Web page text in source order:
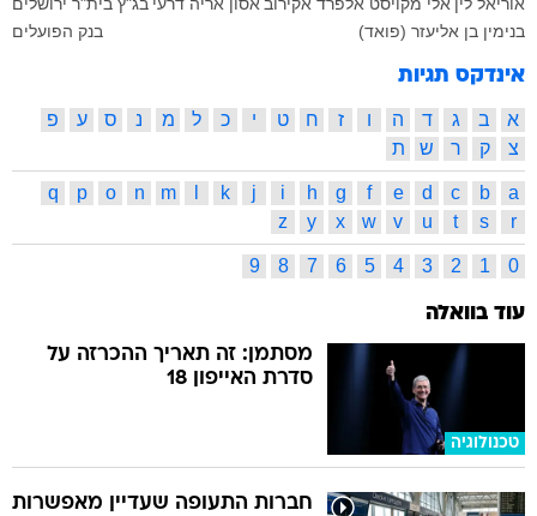
אוריאל לין אלי מקויסט אלפרד אקירוב אסון אריה דרעי בג"ץ בית"ר ירושלים
בנימין בן אליעזר (פואד)
בנק הפועלים
אינדקס תגיות
א ב ג ד ה ו ז ח ט י כ ל מ נ ס ע
פ
צ
ק ר ש ת
a
b
c
d
e
f
g
h
i
j
k
m
n
o
p
q
r
s
t
u
v
w
x
y
z
0
1
2
3
4
5
6
7
8
9
עוד בוואלה
טכנולוגיה
מסתמן: זה תאריך ההכרזה על
סדרת האייפון 18
חברות התעופה שעדיין מאפשרות